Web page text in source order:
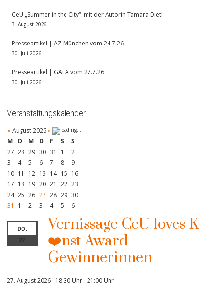
CeU „Summer in the City“ mit der Autorin Tamara Dietl
3. August 2026
Presseartikel | AZ München vom 24.7.26
30. Juli 2026
Presseartikel | GALA vom 27.7.26
30. Juli 2026
Veranstaltungskalender
« August 2026»
M
D M D F S
S
27 28 29 30 31 1
2
3
4 5 6 7 8
9
10 11 12 13 14 15 16
17 18 19 20 21 22 23
24 25 26 27 28 29 30
31
1 2 3 4 5 6
DO.
27
Vernissage CeU loves K
❤️nst Award
Gewinnerinnen
27. August 2026 · 18:30 Uhr-21:00 Uhr